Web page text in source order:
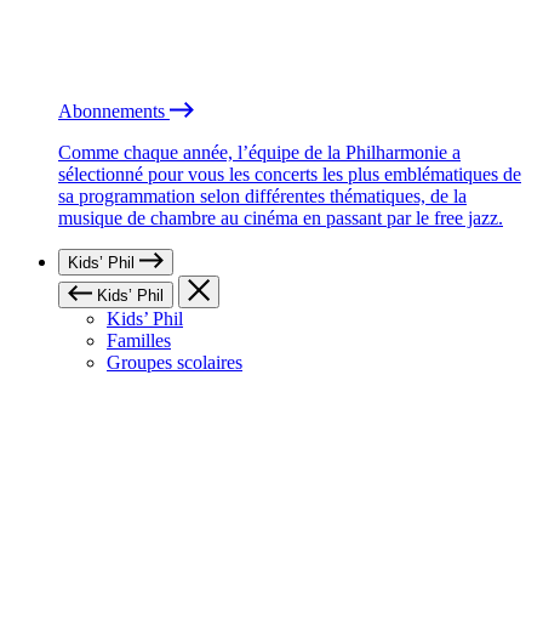
Abonnements
Comme chaque année, l’équipe de la Philharmonie a
sélectionné pour vous les concerts les plus emblématiques de
sa programmation selon différentes thématiques, de la
musique de chambre au cinéma en passant par le free jazz.
Kids’ Phil
Kids’ Phil
Kids’ Phil
Familles
Groupes scolaires